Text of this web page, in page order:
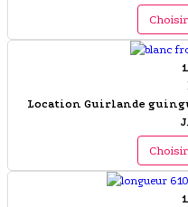
Location Guirlande